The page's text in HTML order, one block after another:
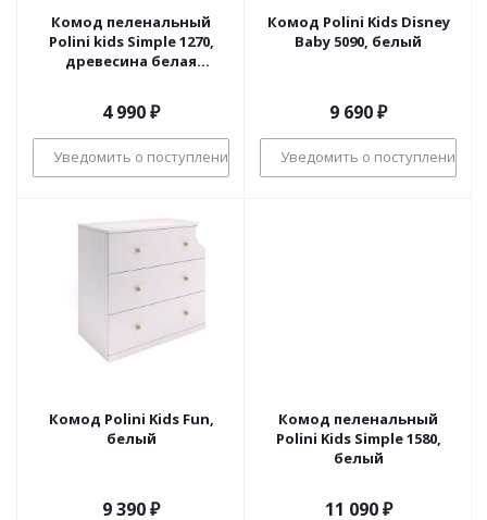
Комод пеленальный
Polini kids Simple 1270,
древесина белая
4 990₽
Уведомить о поступлении
Комод Polini Kids Disney
Baby 5090, белый
9 690₽
Уведомить о поступлении
Комод Polini Kids Fun,
белый
9 390₽
Комод пеленальный
Polini Kids Simple 1580,
белый
11 090₽